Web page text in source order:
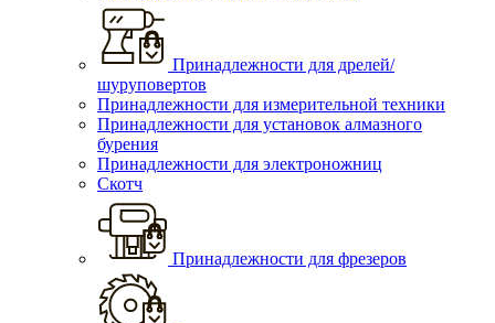
Принадлежности для дрелей/
шуруповертов
Принадлежности для измерительной техники
Принадлежности для установок алмазного
бурения
Принадлежности для электроножниц
Скотч
Принадлежности для фрезеров